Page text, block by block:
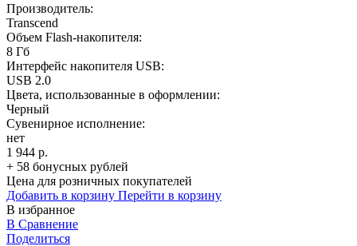
Производитель:
Transcend
Объем Flash-накопителя:
8 Гб
Интерфейс накопителя USB:
USB 2.0
Цвета, использованные в оформлении:
Черный
Сувенирное исполнение:
нет
1 944 р.
+ 58 бонусных рублей
Цена для розничных покупателей
Добавить в корзину Перейти в корзину
В избранное
В Сравнение
Поделиться